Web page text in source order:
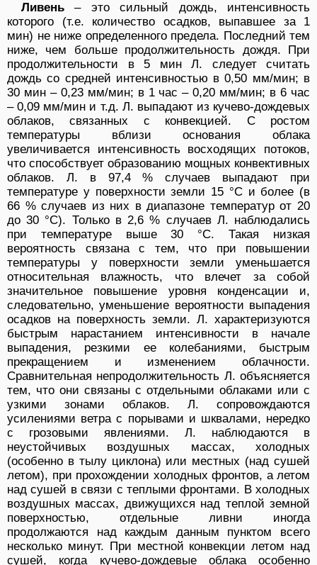
Ливень – это сильный дождь, интенсивность
которого (т.е. количество осадков, выпавшее за 1
мин) не ниже определенного предела. Последний тем
ниже, чем больше продолжительность дождя. При
продолжительности в 5 мин Л. следует считать
дождь со средней интенсивностью в 0,50 мм/мин; в
30 мин – 0,23 мм/мин; в 1 час – 0,20 мм/мин; в 6 час
– 0,09 мм/мин и т.д. Л. выпадают из кучево-дождевых
облаков, связанных с конвекцией. С ростом
температуры вблизи основания облака
увеличивается интенсивность восходящих потоков,
что способствует образованию мощных конвективных
облаков. Л. в 97,4 % случаев выпадают при
температуре у поверхности земли 15 °С и более (в
66 % случаев из них в диапазоне температур от 20
до 30 °С). Только в 2,6 % случаев Л. наблюдались
при температуре выше 30 °С. Такая низкая
вероятность связана с тем, что при повышении
температуры у поверхности земли уменьшается
относительная влажность, что влечет за собой
значительное повышение уровня конденсации и,
следовательно, уменьшение вероятности выпадения
осадков на поверхность земли. Л. характеризуются
быстрым нарастанием интенсивности в начале
выпадения, резкими ее колебаниями, быстрым
прекращением и изменением облачности.
Сравнительная непродолжительность Л. объясняется
тем, что они связаны с отдельными облаками или с
узкими зонами облаков. Л. сопровождаются
усилениями ветра с порывами и шквалами, нередко
с грозовыми явлениями. Л. наблюдаются в
неустойчивых воздушных массах, холодных
(особенно в тылу циклона) или местных (над сушей
летом), при прохождении холодных фронтов, а летом
над сушей в связи с теплыми фронтами. В холодных
воздушных массах, движущихся над теплой земной
поверхностью, отдельные ливни иногда
продолжаются над каждым данным пунктом всего
несколько минут. При местной конвекции летом над
сушей, когда кучево-дождевые облака особенно